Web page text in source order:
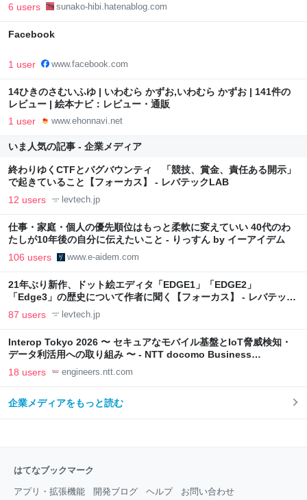
6 users sunako-hibi.hatenablog.com
Facebook
1 user www.facebook.com
14ひきのさむいふゆ | いわむら かずお,いわむら かずお | 141件の
レビュー | 絵本ナビ：レビュー・通販
1 user www.ehonnavi.net
いま人気の記事 - 企業メディア
終わりゆくCTFとバグバウンティ 「競技、賞金、責任ある開示」
で起きていること【フォーカス】 - レバテックLAB
12 users levtech.jp
仕事・家庭・個人の優先順位はもっと柔軟に変えていい 40代のわ
たしが10年後の自分に伝えたいこと - りっすん by イーアイデム
106 users www.e-aidem.com
21年ぶり新作、ドット絵エディタ「EDGE1」「EDGE2」
「Edge3」の歴史について作者に聞く【フォーカス】 - レバテック
LAB
87 users levtech.jp
Interop Tokyo 2026 〜 セキュアなモバイル基盤とIoT脅威検知・
データ利活用への取り組み 〜 - NTT docomo Business
Engineers' Blog
18 users engineers.ntt.com
企業メディアをもっと読む
はてなブックマーク
アプリ・拡張機能 開発ブログ ヘルプ お問い合わせ